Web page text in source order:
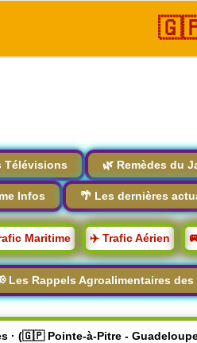
🇬🇵
Télévisions 🌿 Remèdes du
Infos 🌴 Les dernières
Maritime ✈️ Trafic Aérien
Les Rappels Agroalimentaires
· (🇬🇵 Pointe-à-Pitre -